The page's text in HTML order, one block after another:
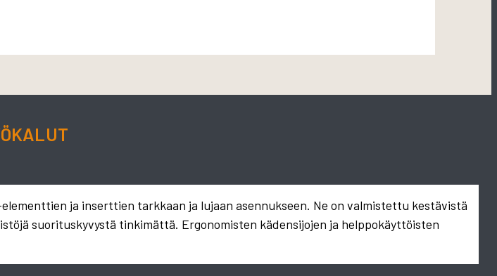
ja inserttien tarkkaan ja lujaan asennukseen. Ne on valmistettu kestävistä
suorituskyvystä tinkimättä. Ergonomisten kädensijojen ja helppokäyttöisten